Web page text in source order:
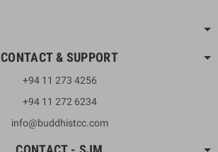
CONTACT & SUPPORT
+94 11 273 4256
+94 11 272 6234
info@buddhistcc.com